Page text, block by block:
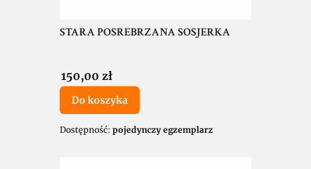
STARA POSREBRZANA SOSJERKA
Cena
150,00 zł
Do koszyka
Dostępność: pojedynczy egzemplarz